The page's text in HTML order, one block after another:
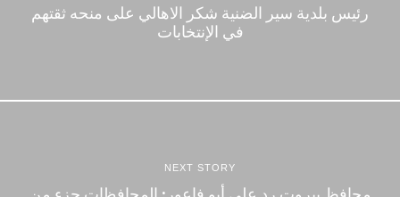
رئيس بلدية سير الضنية شكر الاهالي على منحه ثقتهم
في الإنتخابات
NEXT STORY